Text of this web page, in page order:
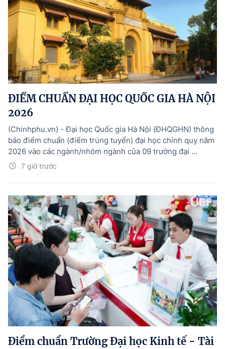
ĐIỂM CHUẨN ĐẠI HỌC QUỐC GIA HÀ NỘI
2026
7 giờ trước
(Chinhphu.vn) - Đại học Quốc gia Hà Nội (ĐHQGHN) thông
báo điểm chuẩn (điểm trúng tuyển) đại học chính quy năm
2026 vào các ngành/nhóm ngành của 09 trường đại ...
Điểm chuẩn Trường Đại học Kinh tế - Tài